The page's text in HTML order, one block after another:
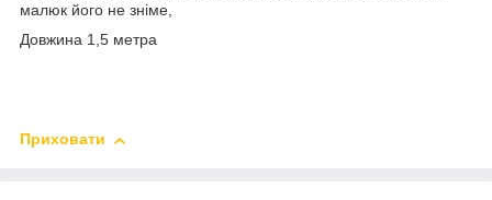
малюк його не зніме,
Довжина 1,5 метра
Приховати